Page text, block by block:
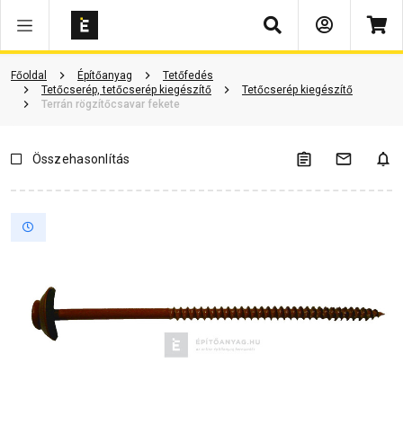
Keresés
Főoldal Építőanyag
Tetőfedés
Tetőcserép, tetőcserép kiegészítő
Tetőcserép kiegészítő
Terrán rögzítőcsavar fekete
Vásárlói vélemények Kérdések és válaszok Kapcsolódó cikkek
Összehasonlítás